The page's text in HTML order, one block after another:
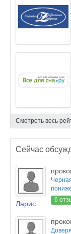
Смотреть весь
Сейчас
6